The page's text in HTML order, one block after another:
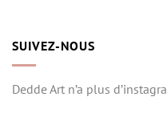
SUIVEZ-NOUS
Dedde Art n’a plus